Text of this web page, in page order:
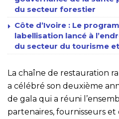
du secteur forestier
Côte d’Ivoire : Le
labellisation lancé à
du secteur du tourisme
La chaîne de restauration
a célébré son deuxième
de gala qui a réuni
partenaires, fournisseurs et